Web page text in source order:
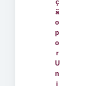
ç
ã
o
p
o
r
U
n
i